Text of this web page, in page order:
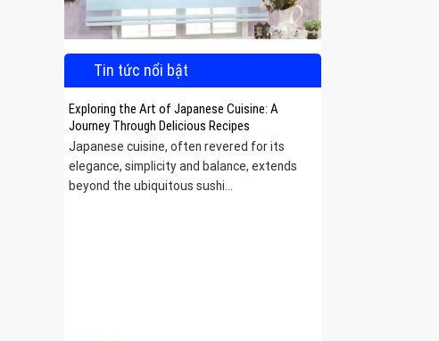
Tin tức nổi bật
Exploring the Art of Japanese Cuisine: A
Journey Through Delicious Recipes
Japanese cuisine, often revered for its
elegance, simplicity and balance, extends
beyond the ubiquitous sushi...